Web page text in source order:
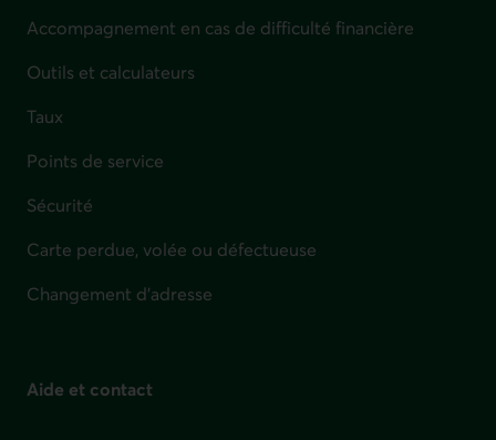
Accompagnement en cas de difficulté financière
Outils et calculateurs
Taux
Points de service
Sécurité
Carte perdue, volée ou défectueuse
Changement d'adresse
Aide et contact